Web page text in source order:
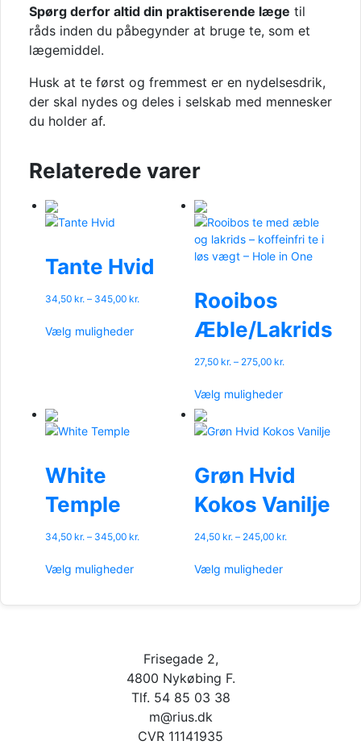
Spørg derfor altid din praktiserende læge til
råds inden du påbegynder at bruge te, som et
lægemiddel.
Husk at te først og fremmest er en nydelsesdrik,
der skal nydes og deles i selskab med mennesker
du holder af.
Relaterede varer
Tante Hvid
34,50 kr. – 345,00 kr.
Vælg muligheder
Mulighederne
Rooibos
Æble/Lakrids
27,50 kr. – 275,00 kr.
Vælg muligheder
flere
Mulighederne
kan
vælges
varesiden
White
Temple
34,50 kr. – 345,00 kr.
Vælg muligheder
flere
kan
vælges
på
varesiden
Grøn Hvid
Kokos Vanilje
24,50 kr. – 245,00 kr.
Vælg muligheder
flere
Frisegade 2,
4800 Nykøbing F.
Tlf. 54 85 03 38
m@rius.dk
CVR 11141935